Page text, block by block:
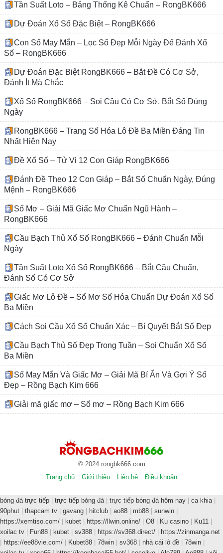
Tần Suất Loto – Bảng Thống Kê Chuẩn – RongBK666
Dự Đoán Xổ Số Đặc Biệt – RongBK666
Con Số May Mắn – Lọc Số Đẹp Mỗi Ngày Để Đánh Xổ
Số – RongBK666
Dự Đoán Đặc Biệt RongBK666 – Bắt Đề Có Cơ Sở,
Đánh Ít Mà Chắc
Xổ Số RongBK666 – Soi Cầu Có Cơ Sở, Bắt Số Đúng
Ngày
RongBK666 – Trang Số Hóa Lô Đề Ba Miền Đáng Tin
Nhất Hiện Nay
Đề Xổ Số – Tử Vi 12 Con Giáp RongBK666
Đánh Đề Theo 12 Con Giáp – Bắt Số Chuẩn Ngày, Đúng
Mệnh – RongBK666
Sổ Mơ – Giải Mã Giấc Mơ Chuẩn Ngũ Hành –
RongBK666
Cầu Bạch Thủ Xổ Số RongBK666 – Đánh Chuẩn Mỗi
Ngày
Tần Suất Loto Xổ Số RongBK666 – Bắt Cầu Chuẩn,
Đánh Số Có Cơ Sở
Giấc Mơ Lô Đề – Sổ Mơ Số Hóa Chuẩn Dự Đoán Xổ Số
Ba Miền
Cách Soi Cầu Xổ Số Chuẩn Xác – Bí Quyết Bắt Số Đẹp
Cầu Bạch Thủ Số Đẹp Trong Tuần – Soi Chuẩn Xổ Số
Ba Miền
Số May Mắn Và Giấc Mơ – Giải Mã Bí Ẩn Và Gợi Ý Số
Đẹp – Rồng Bạch Kim 666
Giải mã giấc mơ – Sổ mơ – Rồng Bạch Kim 666
© 2024 rongbk666.com
Trang chủ
Giới thiệu Liên hệ Điều khoản
bóng đá trực tiếp | trực tiếp bóng đá | trực tiếp bóng đá hôm nay | ca khia |
90phut | thapcam tv | gavang | hitclub | ao88 | mb88 | sunwin |
https://xemtiso.com/ | kubet | https://llwin.online/ | O8 | Ku casino | Ku11 |
xoilac tv | Fun88 | kubet | sv388 | https://sv368.direct/ | https://zinmanga.net
| https://ee88vie.com/ | Kubet88 | 78win | sv368 | nhà cái lô đề | 78win |